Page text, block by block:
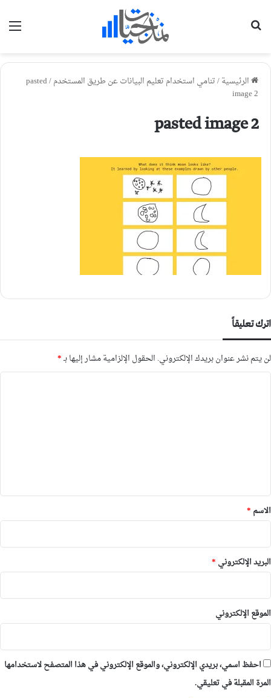
الرئيسية/تنامي استخدام تعليم البيانات عن طريق المستخدم/
pasted
image 2
pasted image 2
اترك تعليقاً
لن يتم نشر عنوان بريدك الإلكتروني. الحقول الإلزامية مشار إليها بـ*
*
الاسم *
البريد الإلكتروني *
الموقع الإلكتروني
احفظ اسمي، بريدي الإلكتروني، والموقع الإلكتروني في هذا المتصفح لاستخدامها
المرة المقبلة في تعليقي.